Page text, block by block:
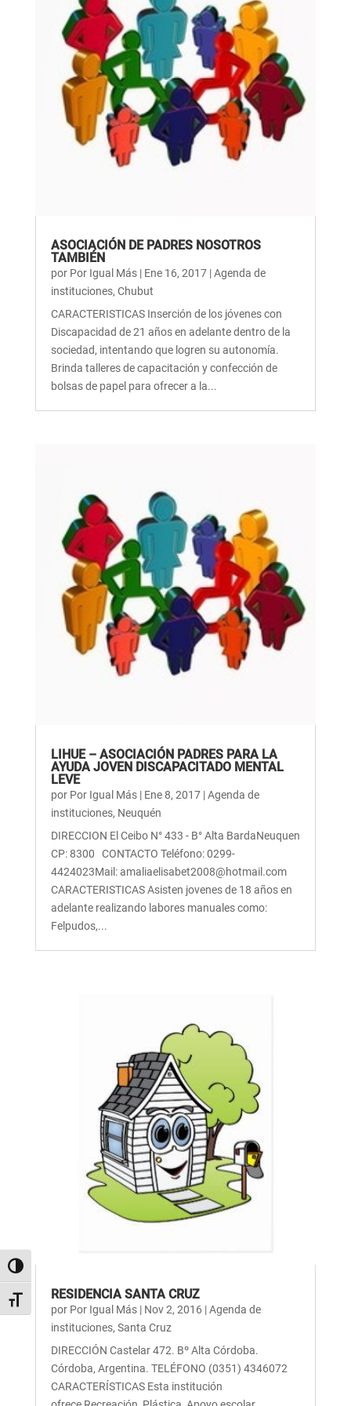
Alternar alto contraste
Alternar tamaño de letra
ASOCIACIÓN DE PADRES NOSOTROS
TAMBIÉN
por Por Igual Más| Ene 16, 2017|Agenda de
instituciones, Chubut
CARACTERISTICAS Inserción de los jóvenes con
Discapacidad de 21 años en adelante dentro de la
sociedad, intentando que logren su autonomía.
Brinda talleres de capacitación y confección de
bolsas de papel para ofrecer a la...
LIHUE – ASOCIACIÓN PADRES PARA LA
AYUDA JOVEN DISCAPACITADO MENTAL
LEVE
por Por Igual Más| Ene 8, 2017|Agenda de
instituciones, Neuquén
DIRECCION El Ceibo N° 433 - B° Alta BardaNeuquen
CP: 8300 CONTACTO Teléfono: 0299-
4424023Mail: amaliaelisabet2008@hotmail.com
CARACTERISTICAS Asisten jovenes de 18 años en
adelante realizando labores manuales como:
Felpudos,...
RESIDENCIA SANTA CRUZ
por Por Igual Más| Nov 2, 2016 |Agenda de
instituciones, Santa Cruz
DIRECCIÓN Castelar 472. Bº Alta Córdoba.
Córdoba, Argentina. TELÉFONO (0351) 4346072
CARACTERÍSTICAS Esta institución